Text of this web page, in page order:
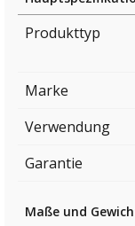
Produkttyp
Marke
Verwendung
Garantie
Maße und